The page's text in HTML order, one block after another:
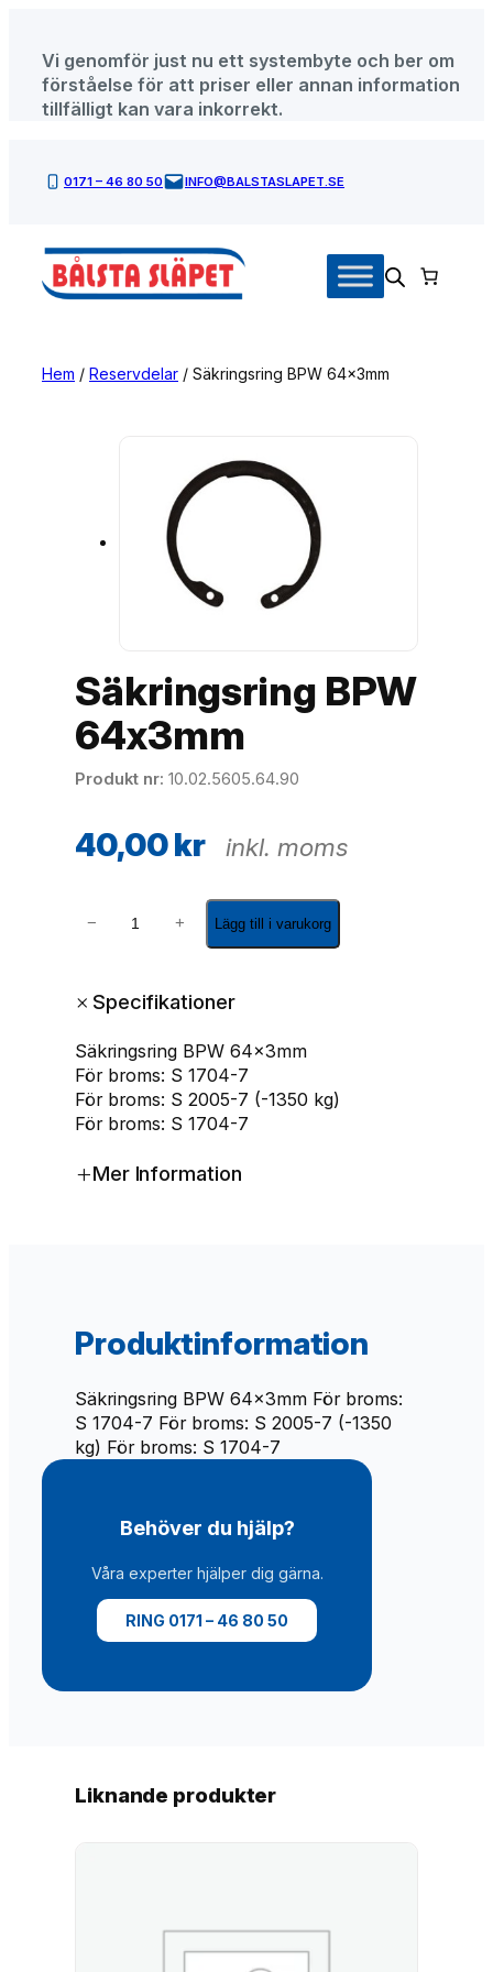
innehåll
Vi genomför just nu ett systembyte och ber om
förståelse för att priser eller annan information
tillfälligt kan vara inkorrekt.
0171 – 46 80 50 INFO@BALSTASLAPET.SE
Hem / Reservdelar / Säkringsring BPW 64x3mm
Säkringsring BPW
64x3mm
Produkt nr 10.02.5605.64.90
40,00kr inkl. moms
g
s
r
i
g
3
m
m
ä
n
− + Lägg till i varukorg
+Specifikationer
Säkringsring BPW 64x3mm
För broms: S 1704-7
För broms: S 2005-7 (-1350 kg)
För broms: S 1704-7
+Mer Information
Produktinformation
Säkringsring BPW 64x3mm För broms:
S 1704-7 För broms: S 2005-7 (-1350
kg) För broms: S 1704-7
Behöver du hjälp?
Våra experter hjälper dig gärna.
RING 0171 – 46 80 50
Liknande produkter